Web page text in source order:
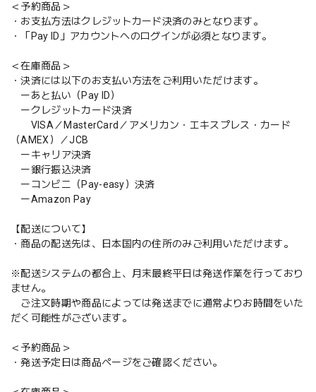
＜予約商品＞
・お支払方法はクレジットカード決済のみとなります。
・「Pay ID」アカウントへのログインが必須となります。
＜在庫商品＞
・決済には以下のお支払い方法をご利用いただけます。
ーあと払い（Pay ID）
ークレジットカード決済
VISA／MasterCard／アメリカン・エキスプレス・カード
（AMEX）／JCB
ーキャリア決済
ー銀行振込決済
ーコンビニ（Pay-easy）決済
ーAmazon Pay
【配送について】
・商品の配送先は、日本国内の住所のみご利用いただけます。
※配送システムの都合上、月末最終平日は発送作業を行っており
ません。
ご注文時期や商品によっては発送までに通常よりお時間をいた
だく可能性がございます。
＜予約商品＞
・発送予定日は商品ページをご確認ください。